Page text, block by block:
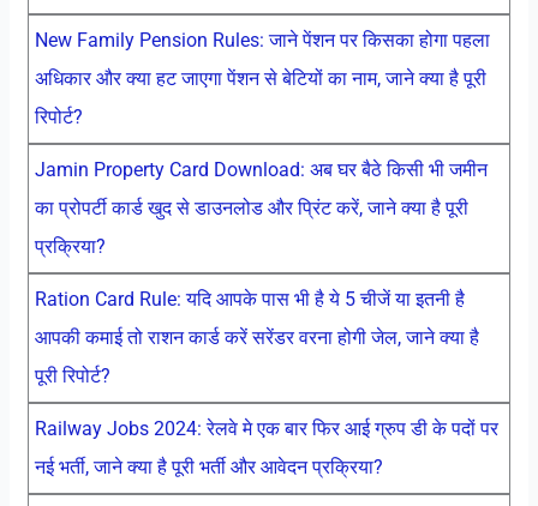
New Family Pension Rules: जाने पेंशन पर किसका होगा पहला
अधिकार और क्या हट जाएगा पेंशन से बेटियों का नाम, जाने क्या है पूरी
रिपोर्ट?
Jamin Property Card Download: अब घर बैठे किसी भी जमीन
का प्रोपर्टी कार्ड खुद से डाउनलोड और प्रिंट करें, जाने क्या है पूरी
प्रक्रिया?
Ration Card Rule: यदि आपके पास भी है ये 5 चीजें या इतनी है
आपकी कमाई तो राशन कार्ड करें सरेंडर वरना होगी जेल, जाने क्या है
पूरी रिपोर्ट?
Railway Jobs 2024: रेलवे मे एक बार फिर आई ग्रुप डी के पदों पर
नई भर्ती, जाने क्या है पूरी भर्ती और आवेदन प्रक्रिया?